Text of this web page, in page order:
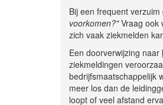
Bij een frequent
voorkomen?"Vraag ook
zich vaak ziekmelden
Een doorverwijzing naar
ziekmeldingen
bedrijfsmaatschappelijk
meer los dan de
loopt of veel afstand